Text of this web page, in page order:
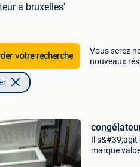
a bruxelles'
votre recherche
Vous serez
nouveaux
Il
marque